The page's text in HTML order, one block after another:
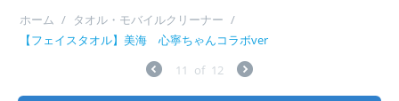
ホーム / タオル・モバイルクリーナー /
【フェイスタオル】美海 心寧ちゃんコラボver
11 of 12